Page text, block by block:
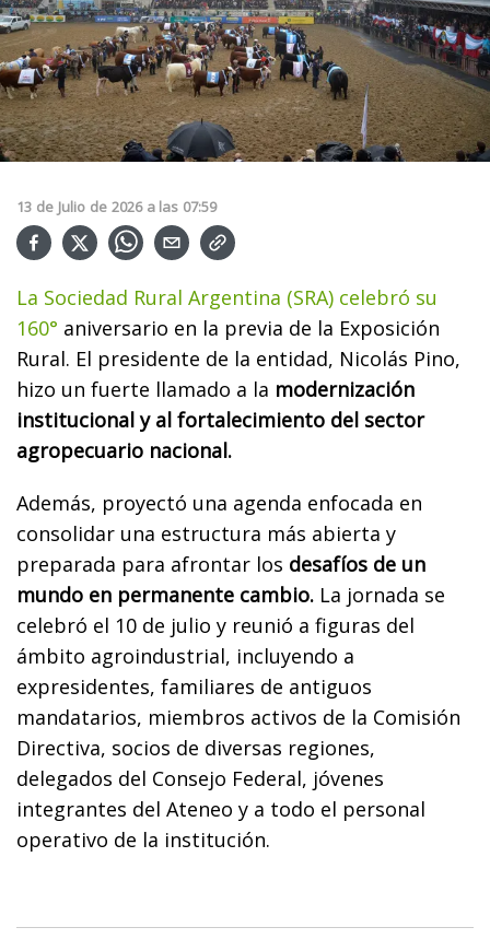
13 de Julio de 2026 a las 07:59
La Sociedad Rural Argentina (SRA) celebró su
160° aniversario en la previa de la Exposición
Rural. El presidente de la entidad, Nicolás Pino,
hizo un fuerte llamado a la modernización
institucional y al fortalecimiento del sector
agropecuario nacional.
Además, proyectó una agenda enfocada en
consolidar una estructura más abierta y
preparada para afrontar los desafíos de un
mundo en permanente cambio. La jornada se
celebró el 10 de julio y reunió a figuras del
ámbito agroindustrial, incluyendo a
expresidentes, familiares de antiguos
mandatarios, miembros activos de la Comisión
Directiva, socios de diversas regiones,
delegados del Consejo Federal, jóvenes
integrantes del Ateneo y a todo el personal
operativo de la institución.